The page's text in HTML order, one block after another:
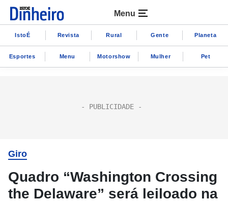
Menu
IstoÉ Revista Rural Gente Planeta
Esportes Menu Motorshow Mulher Pet
Giro
Quadro “Washington Crossing
the Delaware” será leiloado na